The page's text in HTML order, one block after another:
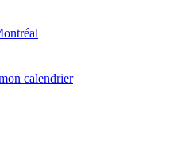
calendrier